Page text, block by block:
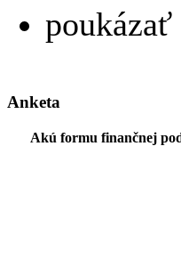
poukázať
Anketa
Akú formu finančnej